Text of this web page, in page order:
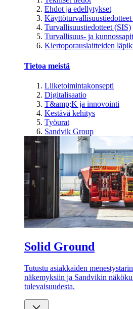
Ehdot ja edellytykset
Turvallisuustiedotteet (SIS)
Turvallisuus- ja
Kiertoporauslaitteiden
Tietoa meistä
Liiketoimintakonsepti
Digitalisaatio
T&amp;K ja innovointi
Kestävä kehitys
Työurat
Sandvik Group
Solid Ground
Tutustu asiakkaiden
näkemyksiin ja Sandvikin
tulevaisuudesta.